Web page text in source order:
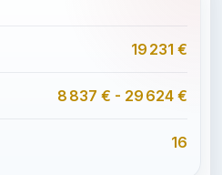
19 231 €
8 837 € - 29 624 €
16